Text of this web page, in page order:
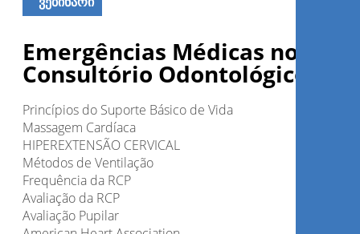
Emergências Médicas no
Consultório Odontológico
Princípios do Suporte Básico de Vida
Massagem Cardíaca
HIPEREXTENSÃO CERVICAL
Métodos de Ventilação
Frequência da RCP
Avaliação da RCP
Avaliação Pupilar